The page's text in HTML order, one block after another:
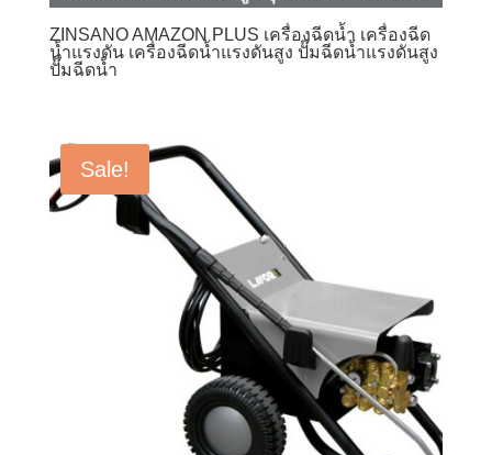
ZINSANO AMAZON PLUS เครื่องฉีดน้ำ เครื่องฉีด
น้ำแรงดัน เครื่องฉีดน้ำแรงดันสูง ปั๊มฉีดน้ำแรงดันสูง
ปั๊มฉีดน้ำ
Sale!